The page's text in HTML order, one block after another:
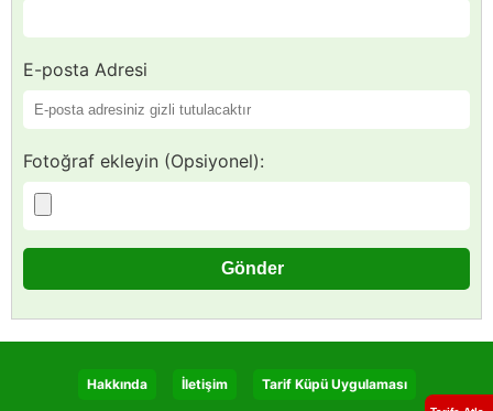
E-posta Adresi
Fotoğraf ekleyin (Opsiyonel):
Hakkında İletişim Tarif Küpü Uygulaması